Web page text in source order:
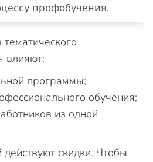
профобучения.
влияют:
программы;
обучения;
из одной
скидки. Чтобы